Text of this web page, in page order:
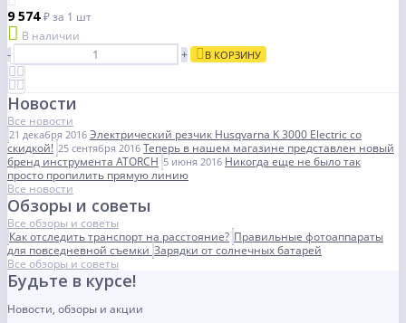
9 574₽за 1 шт
В наличии
-
+ В КОРЗИНУ
Новости
Все новости
21 декабря 2016 Электрический резчик Husqvarna K 3000 Electric со
скидкой! 25 сентября 2016 Теперь в нашем магазине представлен новый
бренд инструмента ATORCH 5 июня 2016 Никогда еще не было так
просто пропилить прямую линию
Все новости
Обзоры и советы
Все обзоры и советы
Как отследить транспорт на расстояние? Правильные фотоаппараты
для повседневной съемки Зарядки от солнечных батарей
Все обзоры и советы
Будьте в курсе!
Новости, обзоры и акции